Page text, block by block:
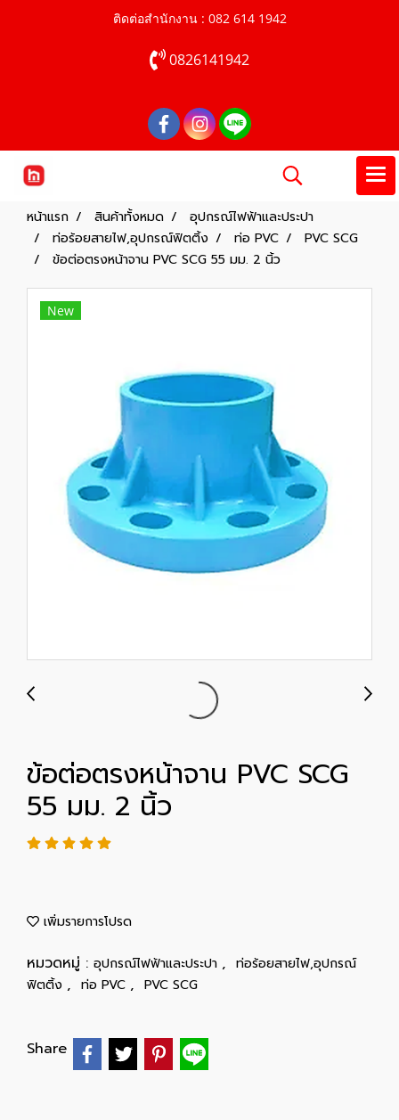
ติดต่อสำนักงาน : 082 614 1942
0826141942
หน้าแรก สินค้าทั้งหมด
อุปกรณ์ไฟฟ้าและประปา
ท่อร้อยสายไฟ,อุปกรณ์ฟิตติ้ง
ท่อ PVC
PVC SCG
ข้อต่อตรงหน้าจาน PVC SCG 55 มม. 2 นิ้ว
New
ข้อต่อตรงหน้าจาน PVC SCG
55 มม. 2 นิ้ว
เพิ่มรายการโปรด
หมวดหมู่ : อุปกรณ์ไฟฟ้าและประปา , ท่อร้อยสายไฟ,อุปกรณ์
ฟิตติ้ง , ท่อ PVC , PVC SCG
Share